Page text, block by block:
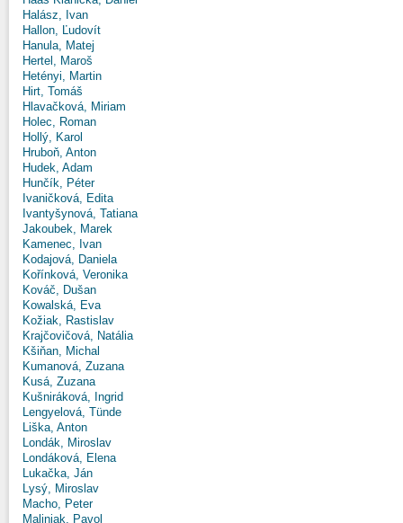
Halász, Ivan
Hallon, Ľudovít
Hanula, Matej
Hertel, Maroš
Hetényi, Martin
Hirt, Tomáš
Hlavačková, Miriam
Holec, Roman
Hollý, Karol
Hruboň, Anton
Hudek, Adam
Hunčík, Péter
Ivaničková, Edita
Ivantyšynová, Tatiana
Jakoubek, Marek
Kamenec, Ivan
Kodajová, Daniela
Kořínková, Veronika
Kováč, Dušan
Kowalská, Eva
Kožiak, Rastislav
Krajčovičová, Natália
Kšiňan, Michal
Kumanová, Zuzana
Kusá, Zuzana
Kušniráková, Ingrid
Lengyelová, Tünde
Liška, Anton
Londák, Miroslav
Londáková, Elena
Lukačka, Ján
Lysý, Miroslav
Macho, Peter
Maliniak, Pavol